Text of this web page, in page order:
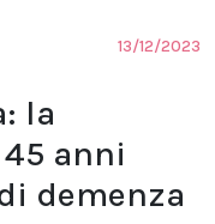
13/12/2023
la
anni
demenza